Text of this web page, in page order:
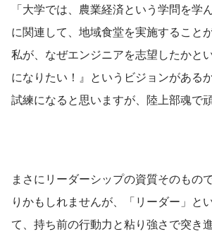
「大学では、農業経済という学問を学
に関連して、地域食堂を実施すること
私が、なぜエンジニアを志望したかと
になりたい！』というビジョンがある
試練になると思いますが、陸上部魂で
まさにリーダーシップの資質そのもの
りかもしれませんが、「リーダー」と
て、持ち前の行動力と粘り強さで突き